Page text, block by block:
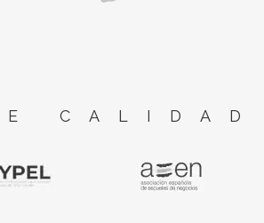
CALIDAD